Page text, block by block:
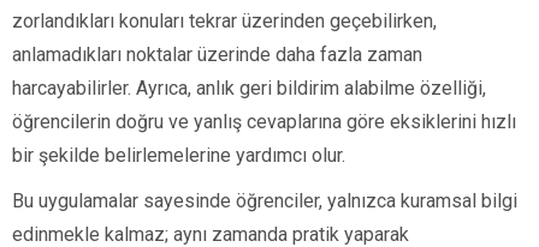
zorlandıkları konuları tekrar üzerinden geçebilirken,
anlamadıkları noktalar üzerinde daha fazla zaman
harcayabilirler. Ayrıca, anlık geri bildirim alabilme özelliği,
öğrencilerin doğru ve yanlış cevaplarına göre eksiklerini hızlı
bir şekilde belirlemelerine yardımcı olur.
Bu uygulamalar sayesinde öğrenciler, yalnızca kuramsal bilgi
edinmekle kalmaz; aynı zamanda pratik yaparak